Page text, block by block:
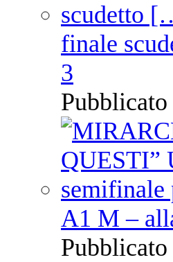
finale
3
A1 M –